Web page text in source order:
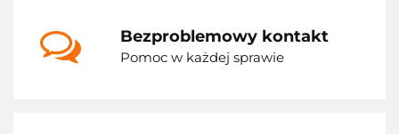
Bezproblemowy kontakt
Pomoc w każdej sprawie